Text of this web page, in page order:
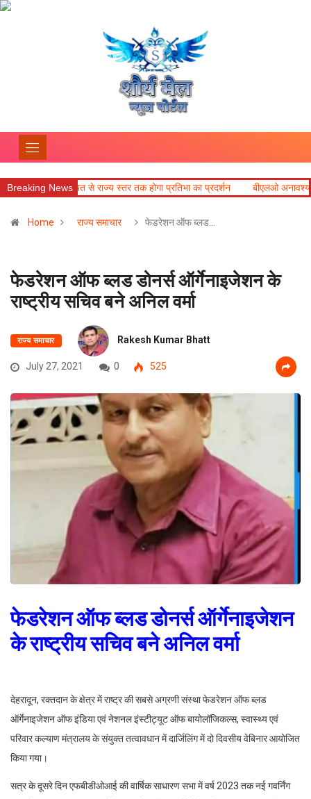
Breaking News
न्याय पंचायत से राज्य स्तर तक होगा प्रतिभा का प्रदर्शन बीएलओ अनावश्यक
Home राज्य समाचार फेडरेशन ऑफ ब्लड…
फेडरेशन ऑफ ब्लड डोनर्स ऑर्गेनाइजेशन के
राष्ट्रीय सचिव बने अनिल वर्मा
राज्य समाचार Rakesh Kumar Bhatt
July 27, 2021 0 525
फेडरेशन ऑफ ब्लड डोनर्स ऑर्गेनाइजेशन
के राष्ट्रीय सचिव बने अनिल वर्मा
देहरादून, रक्तदान के क्षेत्र में राष्ट्र की सबसे अग्रणी संस्था फेडरेशन ऑफ ब्लड
ऑर्गेनाइजेशन ऑफ इंडिया एवं नेशनल इंस्टीट्यूट ऑफ बायोलॉजिकल्स, स्वास्थ्य एवं
परिवार कल्याण मंत्रालय के संयुक्त तत्वावधान में दार्जिलिंग में दो‌ दिवसीय वेबिनार आयोजित
किया गया।
सत्र के दूसरे दिन एफबीडीओआई की वार्षिक साधारण सभा में वर्ष 2023 तक नई गवर्निंग